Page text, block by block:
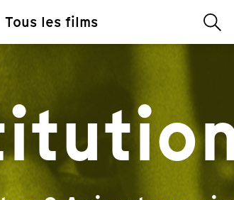
Tous les films